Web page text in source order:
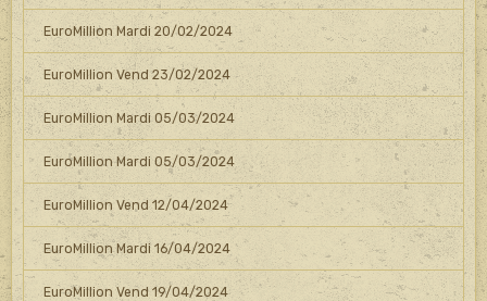
EuroMillion Mardi 20/02/2024
EuroMillion Vend 23/02/2024
EuroMillion Mardi 05/03/2024
EuroMillion Mardi 05/03/2024
EuroMillion Vend 12/04/2024
EuroMillion Mardi 16/04/2024
EuroMillion Vend 19/04/2024